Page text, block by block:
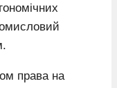
права на